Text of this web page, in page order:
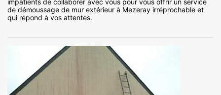
de démoussage de mur extérieur à Mezeray irréprochable et
qui répond à vos attentes.